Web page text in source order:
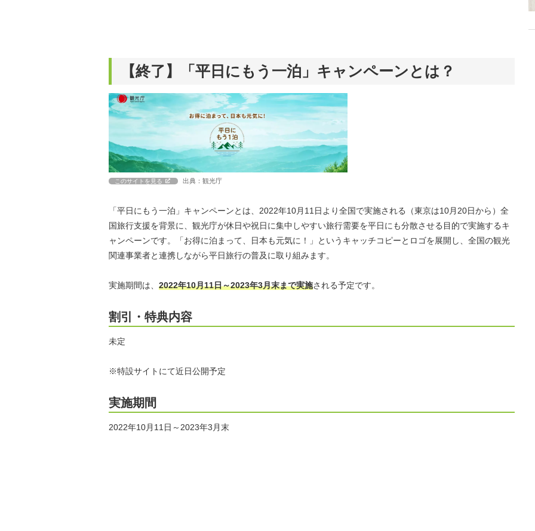
【終了】「平日にもう一泊」キャンペーンとは？
このサイトを見る 出典：観光庁
「平日にもう一泊」キャンペーンとは、2022年10月11日より全国で実施される（東京は10月20日から）全
国旅行支援を背景に、観光庁が休日や祝日に集中しやすい旅行需要を平日にも分散させる目的で実施するキ
ャンペーンです。「お得に泊まって、日本も元気に！」というキャッチコピーとロゴを展開し、全国の観光
関連事業者と連携しながら平日旅行の普及に取り組みます。
実施期間は、 2022年10月11日～2023年3月末まで実施される予定です。
割引・特典内容
未定
※特設サイトにて近日公開予定
実施期間
2022年10月11日～2023年3月末